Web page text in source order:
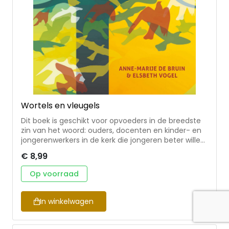
Wortels en vleugels
Dit boek is geschikt voor opvoeders in de breedste
zin van het woord: ouders, docenten en kinder- en
jongerenwerkers in de kerk die jongeren beter willen
en identiteit. Het boek ontrafelt de religieuze
identiteit van jongeren die opgroeien in een
christelijke context aan de hand van verschillende
thema's. Het perspectief van de jongeren is hierbij
leidend. Wat dit boek boeiend maakt, is dat
wetenschappelijke inzichten geïllustreerd worden
met ervaringen en concrete voorbeelden van
€ 8,99
Op voorraad
In winkelwagen